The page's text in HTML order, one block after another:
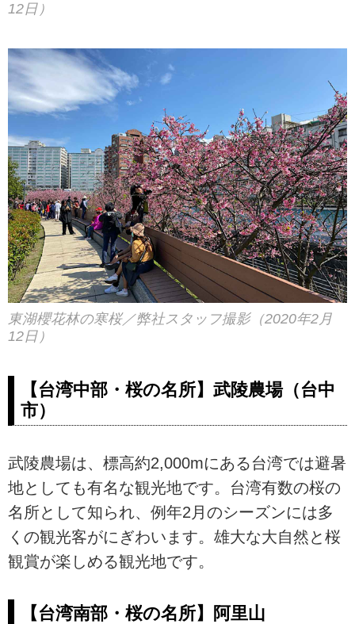
12日）
東湖櫻花林の寒桜／弊社スタッフ撮影（2020年2月
12日）
【台湾中部・桜の名所】武陵農場（台中
市）
武陵農場は、標高約2,000mにある台湾では避暑
地としても有名な観光地です。台湾有数の桜の
名所として知られ、例年2月のシーズンには多
くの観光客がにぎわいます。雄大な大自然と桜
観賞が楽しめる観光地です。
【台湾南部・桜の名所】阿里山